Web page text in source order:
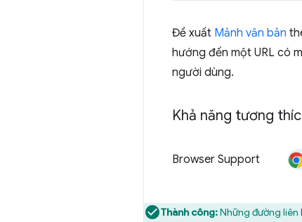
Đề xuất Mảnh văn bản
hướng đến một URL có
người dùng.
Khả năng tương
Browser Support
Thành công:Những đường liên